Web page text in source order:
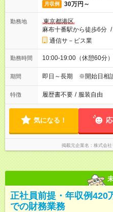
月収例 30万円～
勤務地
東京都港区
麻布十番駅から徒歩6分 /
通信サ－ビス業
勤務時間 10:00-19:00（休憩60分
期間 即日～長期 ※開始日相
特徴 履歴書不要 / 服装自由
気になる！
掲載元企業名 株式会社
正社員前提・年収例420
での財務業務